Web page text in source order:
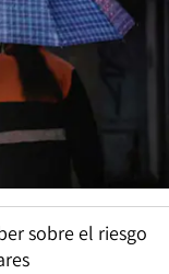
sobre el riesgo